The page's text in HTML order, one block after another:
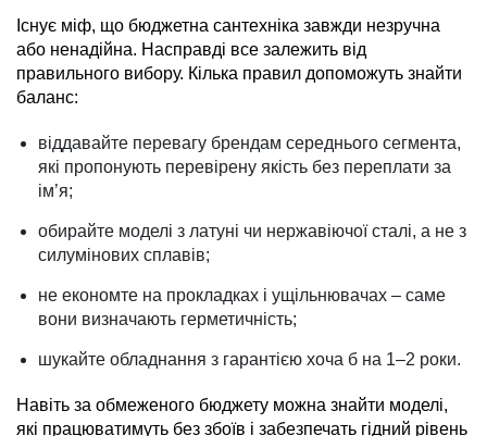
Існує міф, що бюджетна сантехніка завжди незручна
або ненадійна. Насправді все залежить від
правильного вибору. Кілька правил допоможуть знайти
баланс:
віддавайте перевагу брендам середнього сегмента,
які пропонують перевірену якість без переплати за
ім’я;
обирайте моделі з латуні чи нержавіючої сталі, а не з
силумінових сплавів;
не економте на прокладках і ущільнювачах – саме
вони визначають герметичність;
шукайте обладнання з гарантією хоча б на 1–2 роки.
Навіть за обмеженого бюджету можна знайти моделі,
які працюватимуть без збоїв і забезпечать гідний рівень